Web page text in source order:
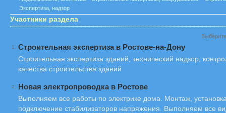
Экспертиза, надзор
Участники раздела
1. Строительная экспертиза в Ростове-на-Дону
Строительная экспертиза зданий, технический надзор,
качества строительства зданий
2. Новая электропроводка в Ростове
Выполняем все работы по электрике дома. Монтаж,
подключение стабилизаторов напряжения. Выполняем все